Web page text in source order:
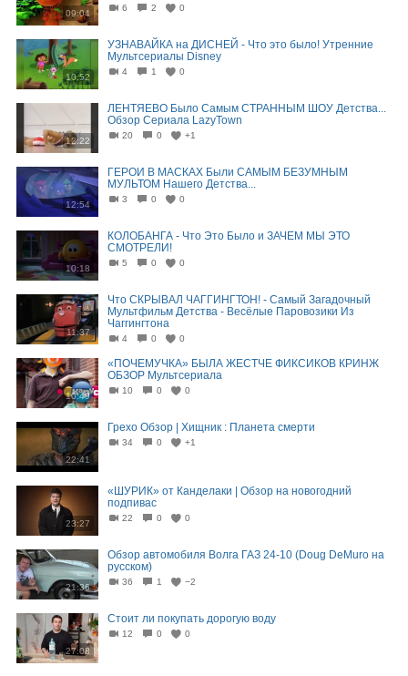
09:04
6 2 0
10:52
УЗНАВАЙКА на ДИСНЕЙ - Что это было! Утренние
Мультсериалы Disney
4 1 0
12:22
ЛЕНТЯЕВО Было Самым СТРАННЫМ ШОУ Детства...
Обзор Сериала LazyTown
20 0 +1
12:54
ГЕРОИ В МАСКАХ Были САМЫМ БЕЗУМНЫМ
МУЛЬТОМ Нашего Детства...
3 0 0
10:18
КОЛОБАНГА - Что Это Было и ЗАЧЕМ МЫ ЭТО
СМОТРЕЛИ!
5 0 0
11:37
Что СКРЫВАЛ ЧАГГИНГТОН! - Самый Загадочный
Мультфильм Детства - Весёлые Паровозики Из
Чаггингтона
4 0 0
10:49
«ПОЧЕМУЧКА» БЫЛА ЖЕСТЧЕ ФИКСИКОВ КРИНЖ
ОБЗОР Мультсериала
10 0 0
22:41
Грехо Обзор | Хищник : Планета смерти
34 0 +1
23:27
«ШУРИК» от Канделаки | Обзор на новогодний
подпивас
22 0 0
21:36
Обзор автомобиля Волга ГАЗ 24-10 (Doug DeMuro на
русском)
36 1 −2
27:08
Стоит ли покупать дорогую воду
12 0 0